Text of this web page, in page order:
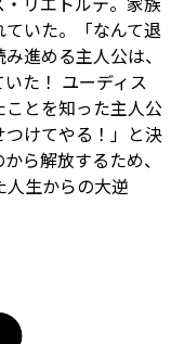
いた。「なんて退
進める主人公は、
た！ ユーディス
とを知った主人公
けてやる！」と決
ら解放するため、
人生からの大逆